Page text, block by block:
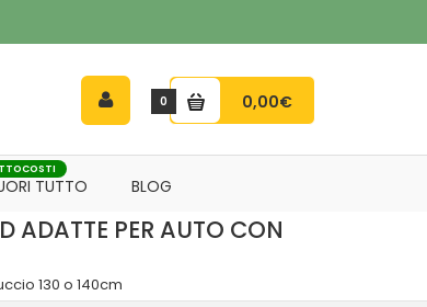
0 0,00€
TUTTO BLOG
ADATTE PER AUTO CON
130 o 140cm